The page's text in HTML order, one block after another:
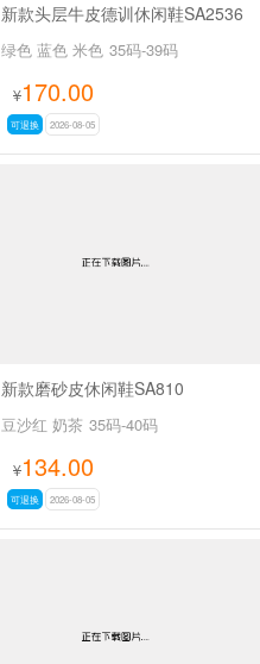
新款头层牛皮德训休闲鞋SA2536
绿色 蓝色 米色 35码-39码
¥170.00
可退换 2026-08-05
新款磨砂皮休闲鞋SA810
豆沙红 奶茶 35码-40码
¥134.00
可退换 2026-08-05